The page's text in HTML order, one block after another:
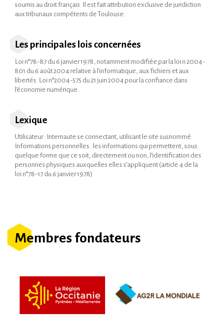
soumis au droit français. Il est fait attribution exclusive de juridiction
aux tribunaux compétents de Toulouse.
Les principales lois concernées
Loi n°78-87 du 6 janvier 1978, notamment modifiée par la loi n 2004-
801 du 6 août 2004 relative à l’informatique, aux fichiers et aux
libertés. Loi n°2004-575 du 21 juin 2004 pour la confiance dans
l’économie numérique.
Lexique
Utilisateur : Internaute se connectant, utilisant le site susnommé.
Informations personnelles : les informations qui permettent, sous
quelque forme que ce soit, directement ou non, l’identification des
personnes physiques auxquelles elles s’appliquent (article 4 de la
loi n°78-17 du 6 janvier 1978)
Membres fondateurs